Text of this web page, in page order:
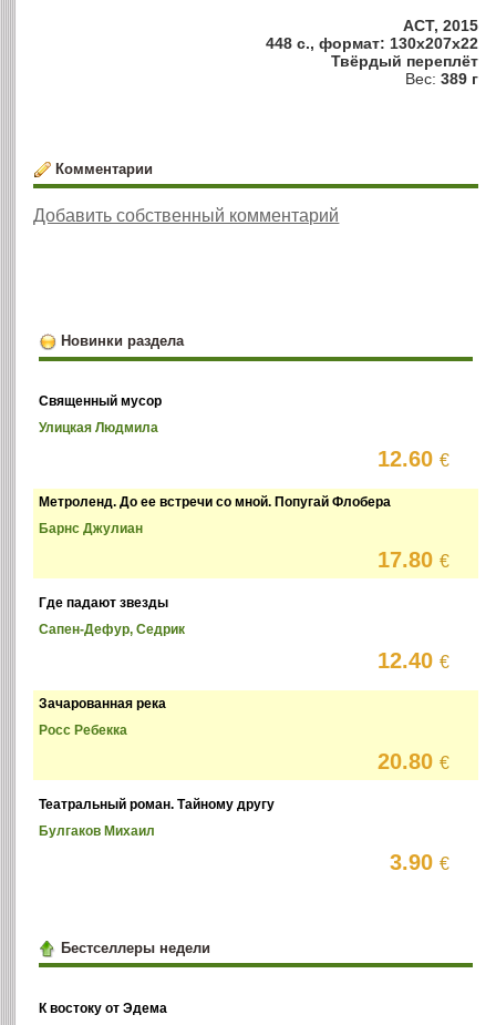
АСТ, 2015
448 с., формат: 130x207x22
Твёрдый переплёт
Вес: 389 г
Комментарии
Добавить собственный комментарий
Новинки раздела
Священный мусор
Улицкая Людмила
12.60€
Метроленд. До ее встречи со мной. Попугай Флобера
Барнс Джулиан
17.80€
Где падают звезды
Сапен-Дефур, Седрик
12.40€
Зачарованная река
Росс Ребекка
20.80€
Театральный роман. Тайному другу
Булгаков Михаил
3.90€
Бестселлеры недели
К востоку от Эдема